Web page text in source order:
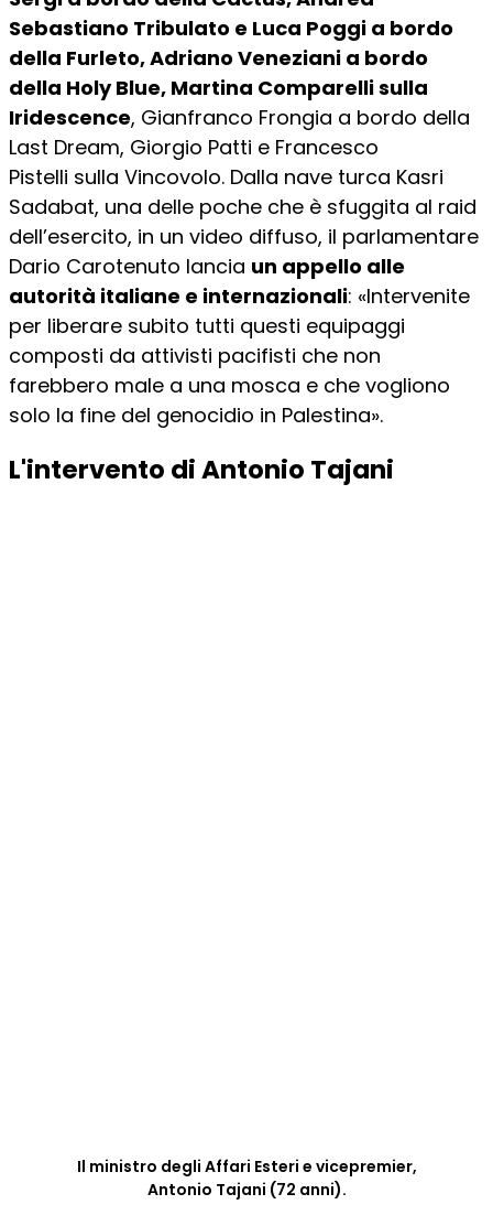
Sebastiano Tribulato e Luca Poggi a bordo
della Furleto,Adriano Veneziani a bordo
della Holy Blue, Martina Comparellisulla
Iridescence, Gianfranco Frongia a bordo della
Last Dream, Giorgio Patti e Francesco
Pistelli sulla Vincovolo. Dalla nave turca Kasri
Sadabat, una delle poche che è sfuggita al raid
dell’esercito, in un video diffuso, il parlamentare
Dario Carotenuto lancia un appello alle
autorità italiane e internazionali: «Intervenite
per liberare subito tutti questi equipaggi
composti da attivisti pacifisti che non
farebbero male a una mosca e che vogliono
solo la fine del genocidio in Palestina».
L'intervento di Antonio Tajani
Il ministro degli Affari Esteri e vicepremier,
Antonio Tajani (72 anni).